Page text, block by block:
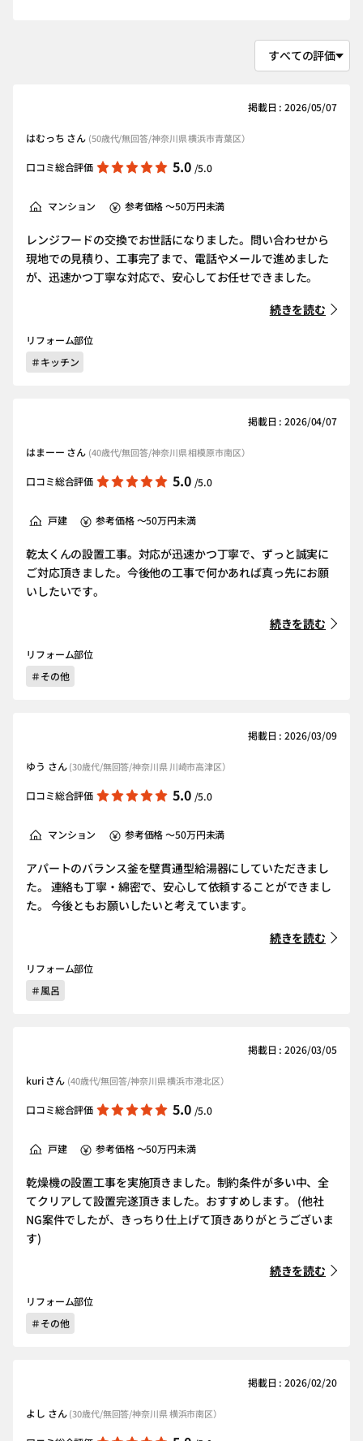
掲載日 : 2026/05/07
はむっち さん (50歳代/無回答/神奈川県 横浜市青葉区）
口コミ総合評価 5.0 /5.0
マンション 参考価格 ～50万円未満
レンジフードの交換でお世話になりました。問い合わせから
現地での見積り、工事完了まで、電話やメールで進めました
が、迅速かつ丁寧な対応で、安心してお任せできました。
続きを読む
リフォーム部位
＃キッチン
掲載日 : 2026/04/07
はまーー さん (40歳代/無回答/神奈川県 相模原市南区）
口コミ総合評価 5.0 /5.0
戸建 参考価格 ～50万円未満
乾太くんの設置工事。対応が迅速かつ丁寧で、ずっと誠実に
ご対応頂きました。今後他の工事で何かあれば真っ先にお願
いしたいです。
続きを読む
リフォーム部位
＃その他
掲載日 : 2026/03/09
ゆう さん(30歳代/無回答/神奈川県 川崎市高津区）
口コミ総合評価 5.0 /5.0
マンション 参考価格 ～50万円未満
アパートのバランス釜を壁貫通型給湯器にしていただきまし
た。 連絡も丁寧・綿密で、安心して依頼することができまし
た。 今後ともお願いしたいと考えています。
続きを読む
リフォーム部位
＃風呂
掲載日 : 2026/03/05
kuri さん (40歳代/無回答/神奈川県 横浜市港北区）
口コミ総合評価 5.0 /5.0
戸建 参考価格 ～50万円未満
乾燥機の設置工事を実施頂きました。制約条件が多い中、全
てクリアして設置完遂頂きました。おすすめします。 (他社
NG案件でしたが、きっちり仕上げて頂きありがとうございま
す)
続きを読む
リフォーム部位
＃その他
掲載日 : 2026/02/20
よし さん(30歳代/無回答/神奈川県 横浜市南区）